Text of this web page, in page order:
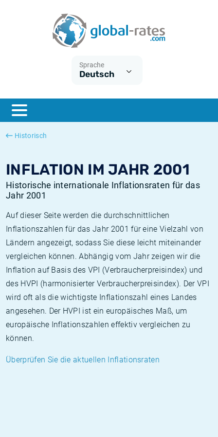
Sprache
Deutsch
Historisch
INFLATION IM JAHR 2001
Historische internationale Inflationsraten für das
Jahr 2001
Auf dieser Seite werden die durchschnittlichen
Inflationszahlen für das Jahr 2001 für eine Vielzahl von
Ländern angezeigt, sodass Sie diese leicht miteinander
vergleichen können. Abhängig vom Jahr zeigen wir die
Inflation auf Basis des VPI (Verbraucherpreisindex) und
des HVPI (harmonisierter Verbraucherpreisindex). Der VPI
wird oft als die wichtigste Inflationszahl eines Landes
angesehen. Der HVPI ist ein europäisches Maß, um
europäische Inflationszahlen effektiv vergleichen zu
können.
Überprüfen Sie die aktuellen Inflationsraten
ESTER
SONIA
Was ist die VPI-Inflation?
Was ist die HVPI-Inflation?
Deutsche inflation
Europäische inflation
Historische Euribor-Sätze
Historische ESTER-Sätze
Historische SOFR-Sätze
Historische SONIA-Sätze
Inflationsrechner